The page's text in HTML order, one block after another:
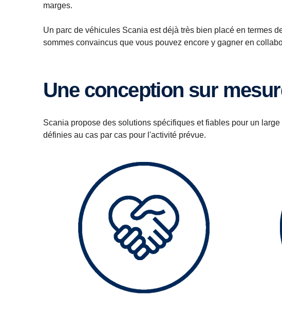
marges.
Un parc de véhicules Scania est déjà très bien placé en termes
sommes convaincus que vous pouvez encore y gagner en
Une conception sur
Scania propose des solutions spécifiques et fiables pour un
définies au cas par cas pour l'activité prévue.